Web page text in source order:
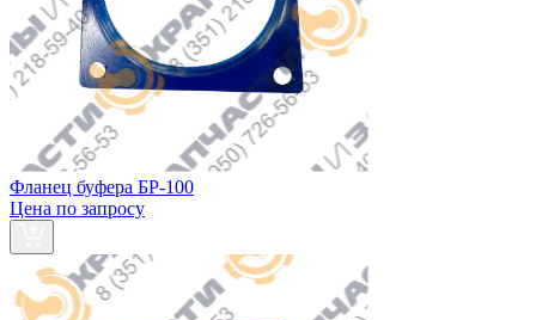
Фланец буфера БР-100
Цена по запросу